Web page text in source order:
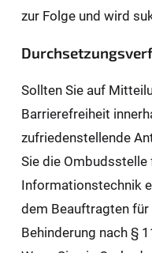
zur Folge und wird
Sollten Sie auf
Barrierefreiheit
zufriedenstellende
Sie die
Informationstechnik
dem Beauftragten
Behinderung nach §